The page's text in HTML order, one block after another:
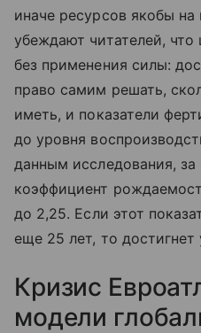
иначе ресурсов якобы на
убеждают читателей,
без применения силы:
право самим решать,
иметь, и показатели
до уровня
данным исследования,
коэффициент
до 2,25. Если этот
еще 25 лет, то достигнет
Кризис
модели